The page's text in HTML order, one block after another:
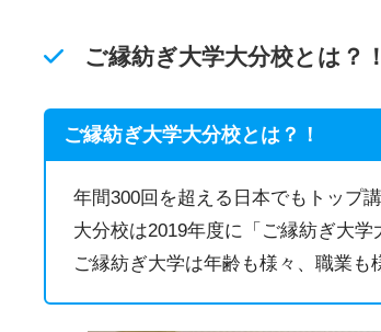
ご縁紡ぎ大学大分校とは？！
ご縁紡ぎ大学大分校とは？！
年間300回を超える日本でもトップ
大分校は2019年度に「ご縁紡ぎ大
ご縁紡ぎ大学は年齢も様々、職業